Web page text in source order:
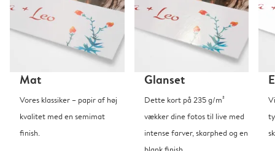
Mat
Vores klassiker – papir af høj
kvalitet med en semimat
finish.
Glanset
Dette kort på 235 g/m²
vækker dine fotos til live med
intense farver, skarphed og en